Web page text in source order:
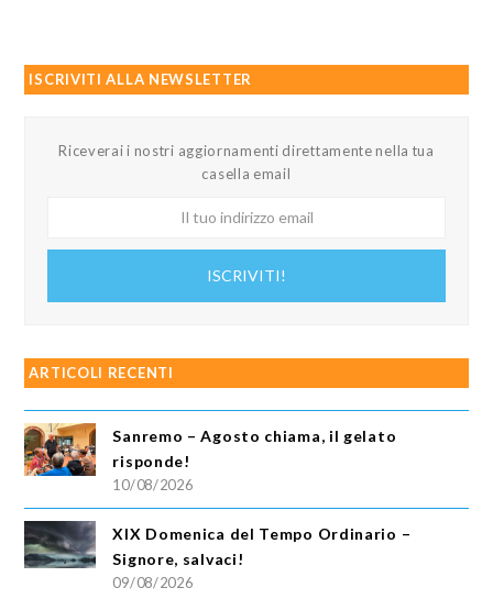
ISCRIVITI ALLA NEWSLETTER
Riceverai i nostri aggiornamenti direttamente nella tua
casella email
ISCRIVITI!
ARTICOLI RECENTI
Sanremo – Agosto chiama, il gelato
risponde!
10/08/2026
XIX Domenica del Tempo Ordinario –
Signore, salvaci!
09/08/2026